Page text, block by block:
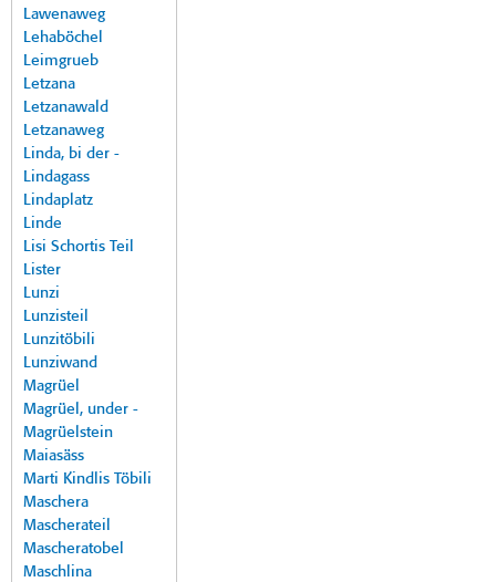
Lawenaweg
Lehaböchel
Leimgrueb
Letzana
Letzanawald
Letzanaweg
Linda, bi der -
Lindagass
Lindaplatz
Linde
Lisi Schortis Teil
Lister
Lunzi
Lunzisteil
Lunzitöbili
Lunziwand
Magrüel
Magrüel, under -
Magrüelstein
Maiasäss
Marti Kindlis Töbili
Maschera
Mascherateil
Mascheratobel
Maschlina